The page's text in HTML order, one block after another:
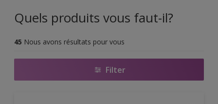
Quels produits vous faut-il?
45 Nous avons résultats pour vous
Filter